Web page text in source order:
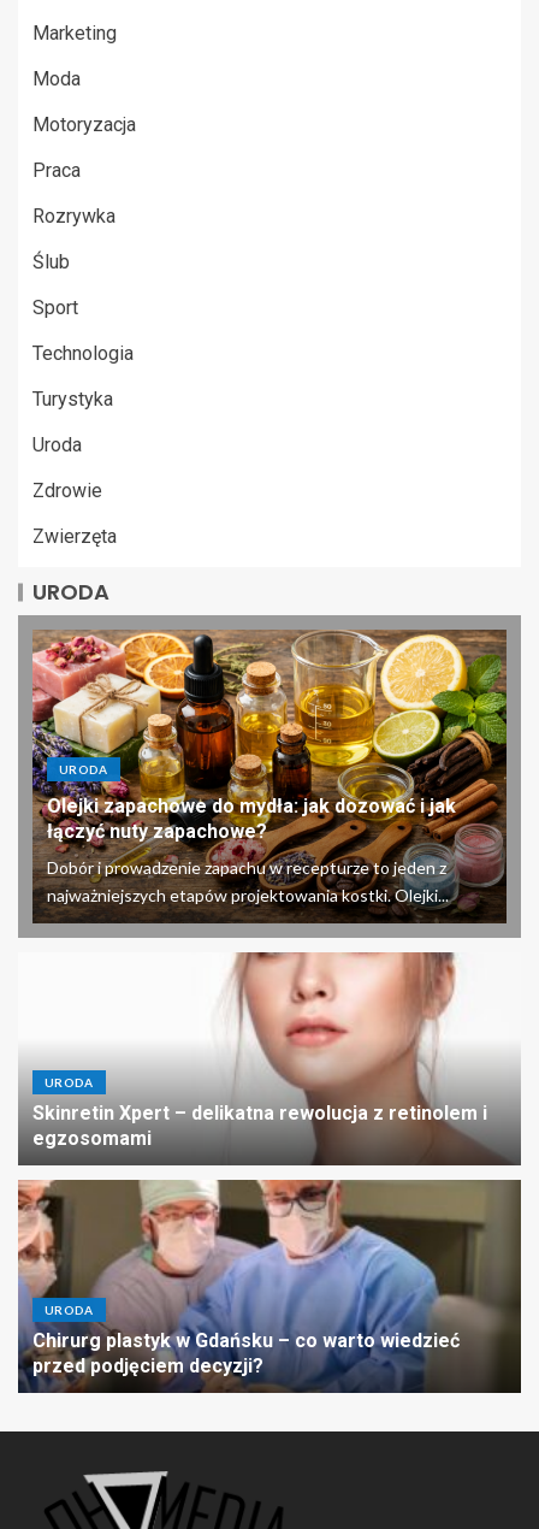
Marketing
Moda
Motoryzacja
Praca
Rozrywka
Ślub
Sport
Technologia
Turystyka
Uroda
Zdrowie
Zwierzęta
URODA
URODA
Olejki zapachowe do mydła: jak dozować i jak
łączyć nuty zapachowe?
Dobór i prowadzenie zapachu w recepturze to jeden z
najważniejszych etapów projektowania kostki. Olejki...
URODA
Skinretin Xpert – delikatna rewolucja z retinolem i
egzosomami
URODA
Chirurg plastyk w Gdańsku – co warto wiedzieć
przed podjęciem decyzji?